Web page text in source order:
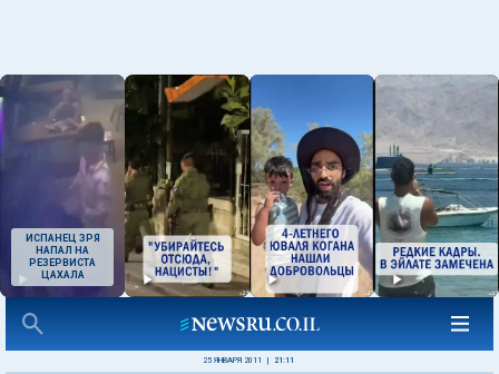
ИСПАНЕЦ ЗРЯ
НАПАЛ НА
РЕЗЕРВИСТА
ЦАХАЛА
25 ЯНВАРЯ 2011 21:11